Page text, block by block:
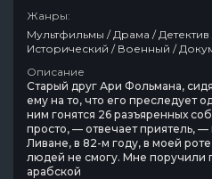
Жанры:
Мультфильмы / Драма /
Исторический / Военный /
Описание
Старый друг Ари Фольмана,
ему на то, что его преследует
ним гонятся 26 разъяренных
просто, — отвечает приятель,
Ливане, в 82-м году, в моей роте
людей не смогу. Мне поручили
арабской